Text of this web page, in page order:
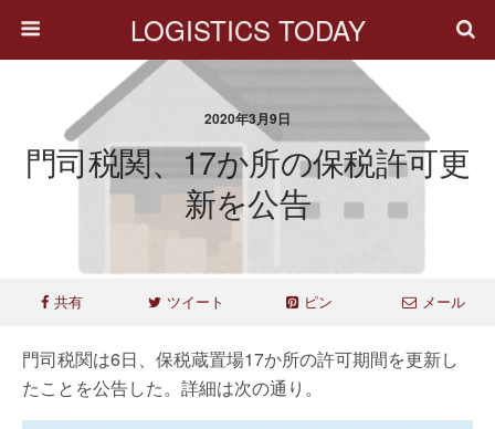
LOGISTICS TODAY
2020年3月9日
門司税関、17か所の保税許可更
新を公告
共有 ツイート ピン メール
門司税関は6日、保税蔵置場17か所の許可期間を更新し
たことを公告した。詳細は次の通り。